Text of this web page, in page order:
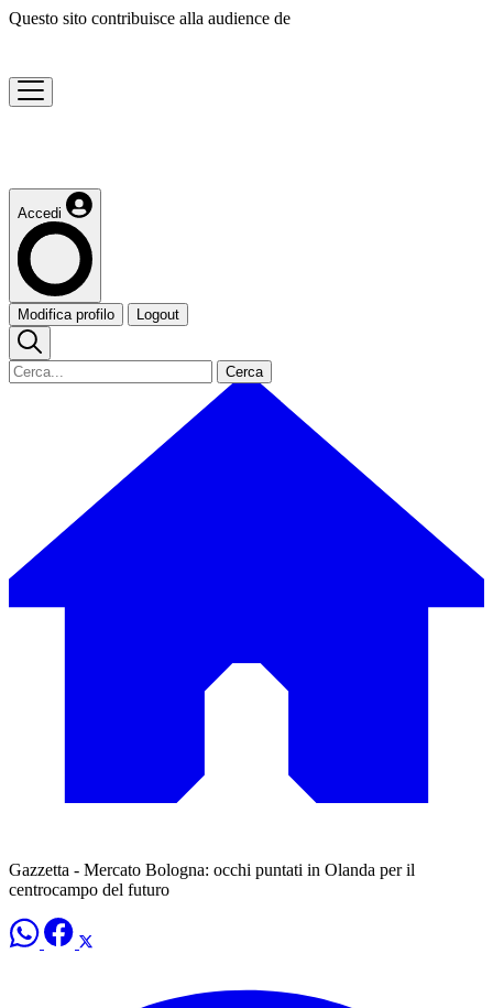
Questo sito contribuisce alla audience de
Accedi
Modifica profilo Logout
Cerca
Gazzetta - Mercato Bologna: occhi puntati in Olanda per il
centrocampo del futuro